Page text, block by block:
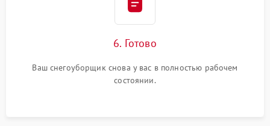
6. Готово
Ваш снегоуборщик снова у вас в полностью рабочем
состоянии.